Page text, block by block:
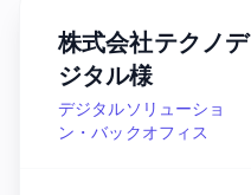
株式会社テクノデ
ジタル様
デジタルソリューショ
ン・バックオフィス